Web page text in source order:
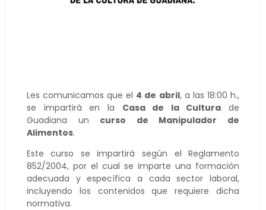
Les comunicamos que el 4 de abril, a las 18:00 h.,
se impartirá en la Casa de la Cultura de
Guadiana un curso de Manipulador de
Alimentos.
Este curso se impartirá según el Reglamento
852/2004, por el cual se imparte una formación
adecuada y específica a cada sector laboral,
incluyendo los contenidos que requiere dicha
normativa.